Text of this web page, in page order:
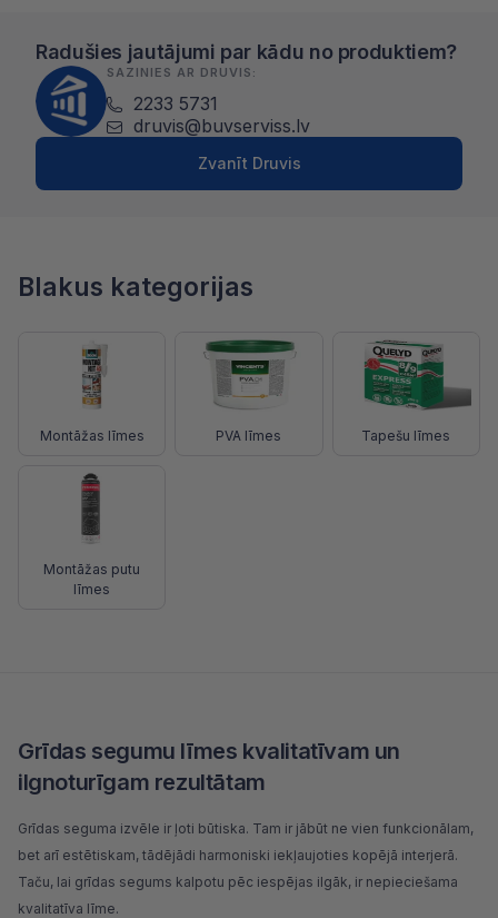
Radušies jautājumi par kādu no produktiem?
SAZINIES AR DRUVIS:
2233 5731
druvis@buvserviss.lv
Zvanīt Druvis
Blakus kategorijas
Montāžas līmes PVA līmes Tapešu līmes
Montāžas putu
līmes
Grīdas segumu līmes kvalitatīvam un
ilgnoturīgam rezultātam
Grīdas seguma izvēle ir ļoti būtiska. Tam ir jābūt ne vien funkcionālam,
bet arī estētiskam, tādējādi harmoniski iekļaujoties kopējā interjerā.
Taču, lai grīdas segums kalpotu pēc iespējas ilgāk, ir nepieciešama
kvalitatīva līme.